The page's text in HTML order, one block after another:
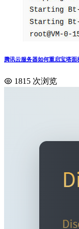
腾讯云服务器如何重启宝塔面
1815 次浏览